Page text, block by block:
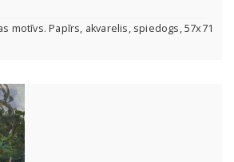
motīvs. Papīrs, akvarelis, spiedogs, 57x71